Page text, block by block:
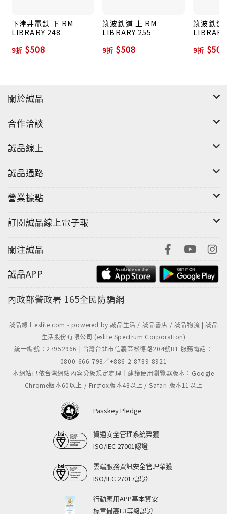
下津井電鉄 下 RM
LIBRARY 248
9折 $508
筑波鉄道 上 RM
LIBRARY 255
9折 $508
筑波鉄道
9折 $508
關於誠品
合作洽談
誠品線上
誠品通路
營業據點
訂閱誠品線上電子報
關注誠品
誠品APP
內政部警政署 165全民防騙網
誠品線上eslite.com - powered by 誠品生活 / 誠品書店 / 誠品物流 | 誠品
生活股份有限公司 (eslite Spectrum Corporation)
統一編號：27952966 | 台灣台北市信義區松德路204號B1 服務電話：
0800-666-798／+886-2-8789-8921
本網站已依台灣網站內容分級規定處理｜建議使用瀏覽器版本：Google
Chrome版本60以上 / Firefox版本48以上 / Safari 版本11以上
Passkey Pledge
資通安全管理系統榮獲
ISO/IEC 27001認證
雲端服務資訊安全管理榮獲
ISO/IEC 27017認證
行動應用APP基本資安
標章最高L3等級認證